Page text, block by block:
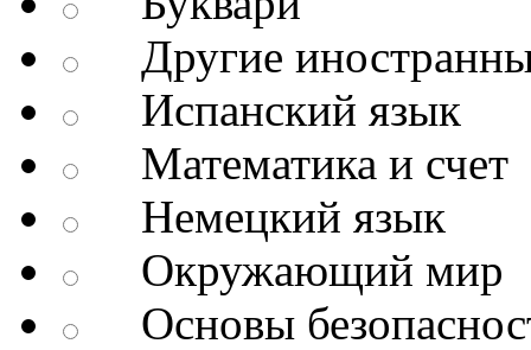
Другие
Испанский язык
Математика и счет
Немецкий язык
Окружающий мир
Основы